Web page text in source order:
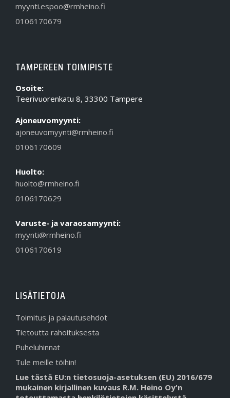
myynti.espoo@rmheino.fi
0106170679
TAMPEREEN TOIMIPISTE
Osoite:
Teerivuorenkatu 8, 33300 Tampere
Ajoneuvomyynti:
ajoneuvomyynti@rmheino.fi
0106170609
Huolto:
huolto@rmheino.fi
0106170629
Varuste- ja varaosamyynti:
myynti@rmheino.fi
0106170619
LISÄTIETOJA
Toimitus ja palautusehdot
Tietoutta rahoituksesta
Puheluhinnat
Tule meille töihin!
Lue tästä EU:n tietosuoja-asetuksen (EU) 2016/679
mukainen kirjallinen kuvaus R.M. Heino Oy'n